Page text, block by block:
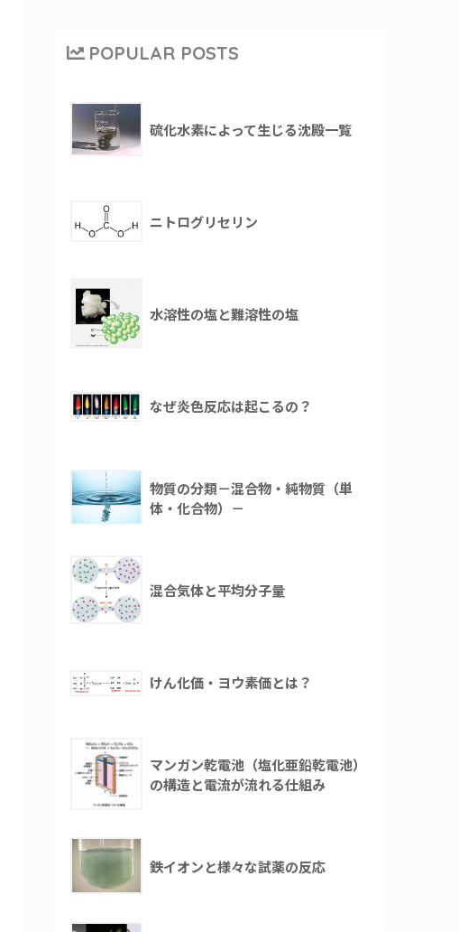
POPULAR POSTS
硫化水素によって生じる沈殿一覧
ニトログリセリン
水溶性の塩と難溶性の塩
なぜ炎色反応は起こるの？
物質の分類－混合物・純物質（単
体・化合物）－
混合気体と平均分子量
けん化価・ヨウ素価とは？
マンガン乾電池（塩化亜鉛乾電池）
の構造と電流が流れる仕組み
鉄イオンと様々な試薬の反応